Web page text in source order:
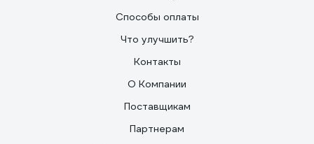
Способы оплаты
Что улучшить?
Контакты
О Компании
Поставщикам
Партнерам